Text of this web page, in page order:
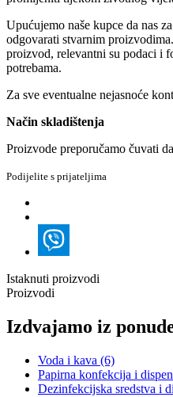
Upućujemo naše kupce da nas
odgovarati stvarnim
proizvod, relevantni su podaci i
potrebama.
Za sve eventualne nejasnoće
Način skladištenja
Proizvode preporučamo čuvati
Podijelite s prijateljima
Istaknuti proizvodi
Proizvodi
Izdvajamo iz
Voda i kava (6)
Papirna konfekcija i
Dezinfekcijska sredstva i